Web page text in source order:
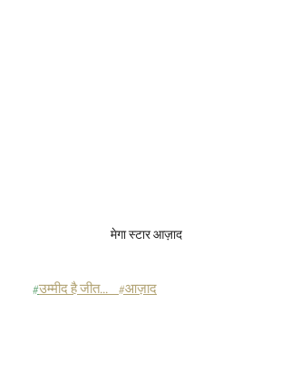
मेगा स्टार आज़ाद
#उम्मीद है जीत... #आज़ाद